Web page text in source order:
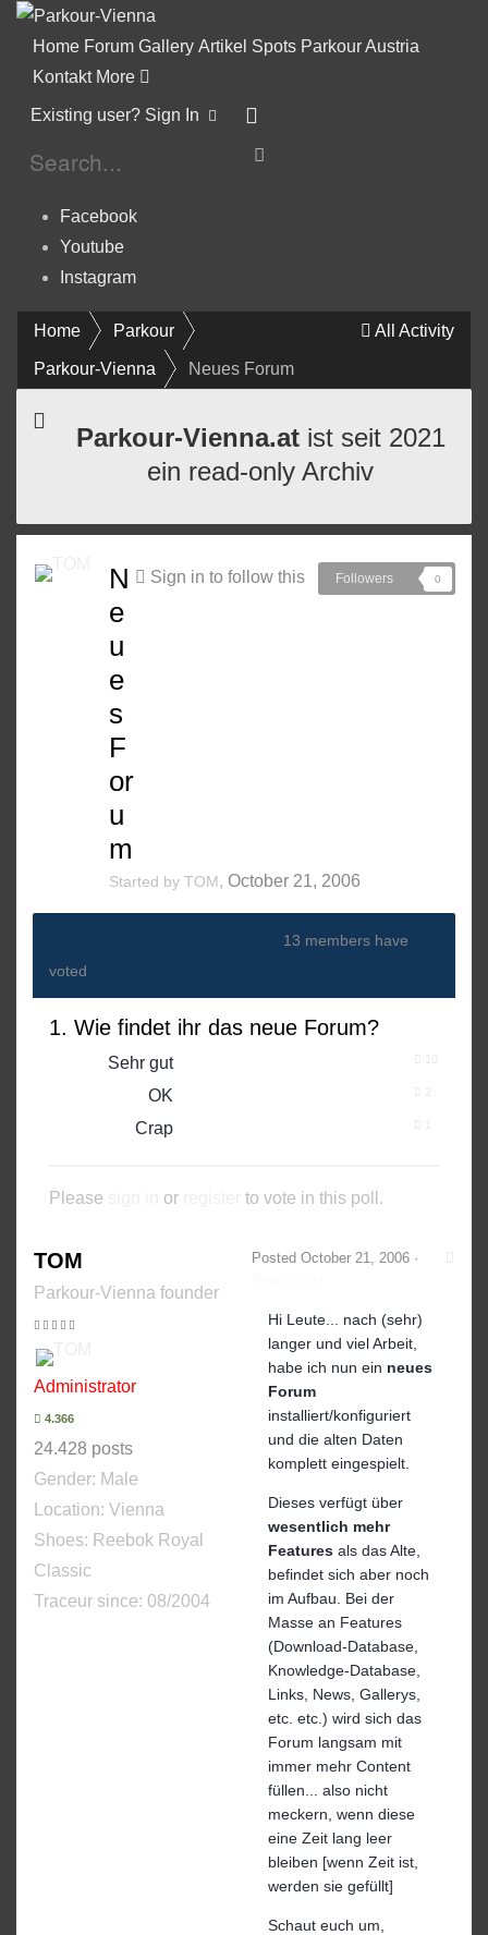
Home Forum Gallery Artikel Spots Parkour Austria
Kontakt More
Existing user? Sign In
Facebook
Youtube
Instagram
All Activity
Home Parkour
Parkour-Vienna Neues Forum
Parkour-Vienna.atist seit 2021
ein read-only Archiv
Sign in to follow this Followers 0
N
e
u
e
s
F
or
u
m
Started by TOM, October 21, 2006
13 members have
voted
1. Wie findet ihr das neue Forum?
Sehr gut
OK
Crap
Please or to vote in this poll.
TOM
Parkour-Vienna founder
Administrator
4.366
24.428 posts
Gender: Male
Location: Vienna
Shoes: Reebok Royal
Classic
Traceur since: 08/2004
Posted October 21, 2006 ·
Hi Leute... nach (sehr)
langer und viel Arbeit,
habe ich nun ein neues
Forum
installiert/konfiguriert
und die alten Daten
komplett eingespielt.
Dieses verfügt über
wesentlich mehr
Features als das Alte,
befindet sich aber noch
im Aufbau. Bei der
Masse an Features
(Download-Database,
Knowledge-Database,
Links, News, Gallerys,
etc. etc.) wird sich das
Forum langsam mit
immer mehr Content
füllen... also nicht
meckern, wenn diese
eine Zeit lang leer
bleiben [wenn Zeit ist,
werden sie gefüllt]
Schaut euch um,